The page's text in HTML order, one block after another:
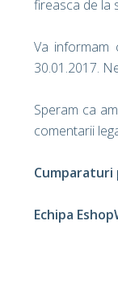
fireasca de la
Va informam
30.01.2017.
Speram ca
comentarii
Cumparaturi
Echipa